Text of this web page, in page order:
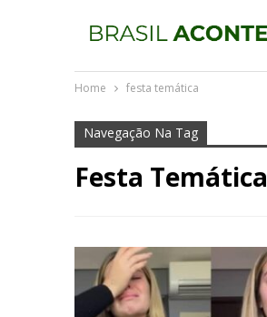
Home festa temática
Navegação Na Tag
Festa Temática